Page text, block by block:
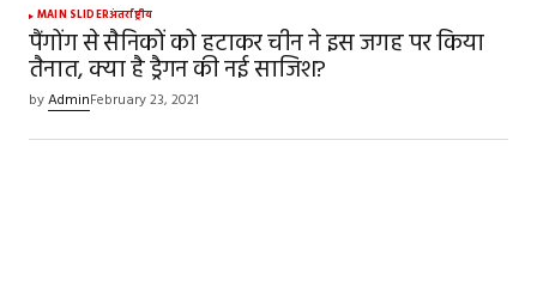
MAIN SLIDERअंतर्राष्ट्रीय
पैंगोंग से सैनिकों को हटाकर चीन ने इस जगह पर किया
तैनात, क्या है ड्रैगन की नई साजिश?
byAdminFebruary 23, 2021